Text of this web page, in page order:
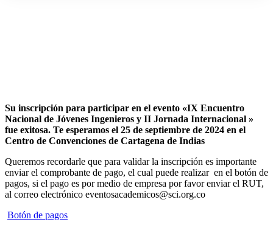
Su inscripción para participar en el evento «IX Encuentro
Nacional de Jóvenes Ingenieros y II Jornada Internacional »
fue exitosa. Te esperamos el 25 de septiembre de 2024 en el
Centro de Convenciones de Cartagena de Indias
Queremos recordarle que para validar la inscripción es importante
enviar el comprobante de pago, el cual puede realizar en el botón de
pagos, si el pago es por medio de empresa por favor enviar el RUT,
al correo electrónico eventosacademicos@sci.org.co
Botón de pagos